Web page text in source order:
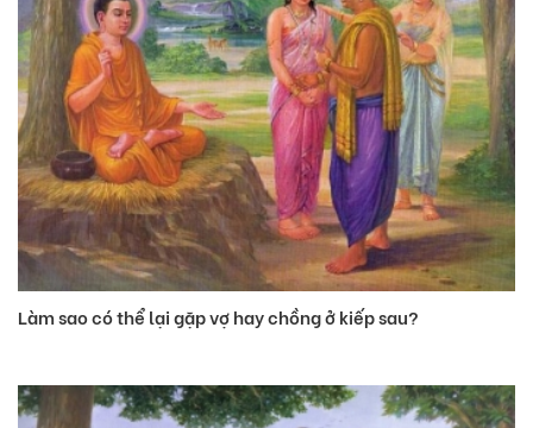
Làm sao có thể lại gặp vợ hay chồng ở kiếp sau?